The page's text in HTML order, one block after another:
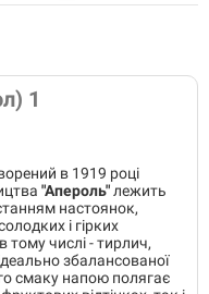
1
в 1919 році
"Апероль"лежить
настоянок,
і гірких
тому числі - тирлич,
збалансованої
смаку напою полягає